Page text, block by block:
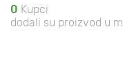
0 Kupci
dodali su proizvod u